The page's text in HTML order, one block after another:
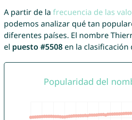
A partir de la frecuencia de las
podemos analizar qué tan
diferentes países. El nombre
el puesto #5508en la clasificación